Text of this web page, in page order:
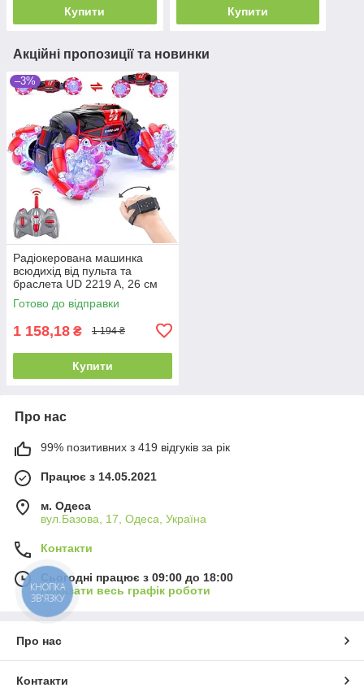
Купити Купити
Акційні пропозиції та новинки
–3%
Радіокерована машинка
всюдихід від пульта та
браслета UD 2219 A, 26 см
(1:18), роликові колеса,
акум.3,7V
Готово до відправки
1 158,18 ₴ 1 194 ₴
Купити
Про нас
99% позитивних з 419 відгуків за рік
Працює з 14.05.2021
м. Одеса
вул.Базова, 17, Одеса, Україна
Контакти
Сьогодні працює з 09:00 до 18:00
Показати весь графік роботи
Про нас
Контакти
КНОПКА
ЗВ'ЯЗКУ